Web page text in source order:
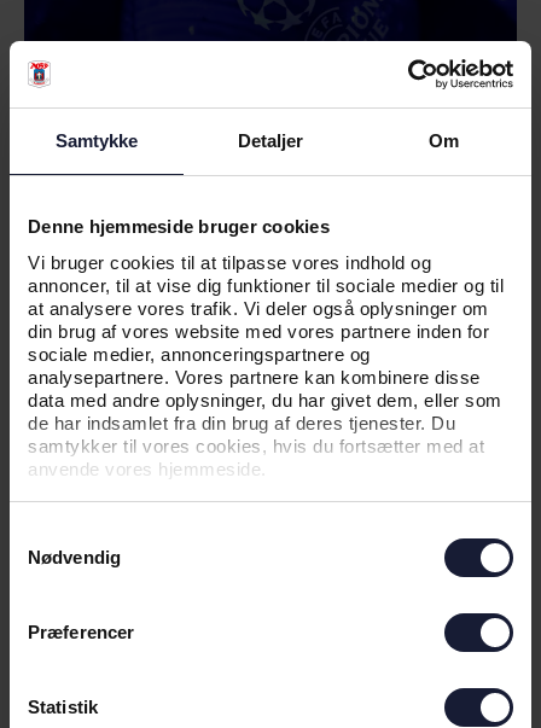
Samtykke Detaljer Om
Denne hjemmeside bruger cookies
Vi bruger cookies til at tilpasse vores indhold og
annoncer, til at vise dig funktioner til sociale medier og til
at analysere vores trafik. Vi deler også oplysninger om
din brug af vores website med vores partnere inden for
sociale medier, annonceringspartnere og
analysepartnere. Vores partnere kan kombinere disse
data med andre oplysninger, du har givet dem, eller som
de har indsamlet fra din brug af deres tjenester. Du
samtykker til vores cookies, hvis du fortsætter med at
anvende vores hjemmeside.
Nødvendig
Præferencer
Statistik
03.08.2026
NYHED
VELKOMMEN TIL COLIN RÖSLER
02.08.2026
NYHED